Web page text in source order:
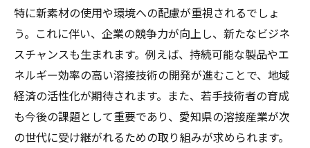
特に新素材の使用や環境への配慮が重視されるでしょ
う。これに伴い、企業の競争力が向上し、新たなビジネ
スチャンスも生まれます。例えば、持続可能な製品やエ
ネルギー効率の高い溶接技術の開発が進むことで、地域
経済の活性化が期待されます。また、若手技術者の育成
も今後の課題として重要であり、愛知県の溶接産業が次
の世代に受け継がれるための取り組みが求められます。